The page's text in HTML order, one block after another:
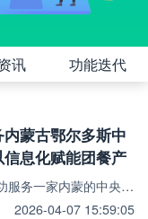
讯 功能迭代
蒙古鄂尔多斯中
息化赋能团餐产
一、源本生鲜再次成功服务一家内蒙的中央厨房企业中央厨房的信息化升级从来不是简单的“安装一套系统”，而...
2026-04-07 15:59:05